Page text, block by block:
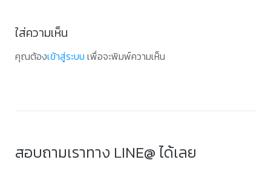
ใส่ความเห็น
คุณต้องเข้าสู่ระบบ เพื่อจะพิมพ์ความเห็น
สอบถามเราทาง LINE@ ได้เลย